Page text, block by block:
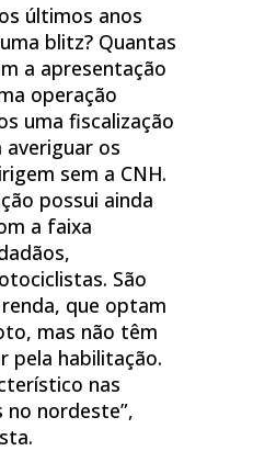
últimos anos
blitz? Quantas
a apresentação
operação
uma fiscalização
os
sem a CNH.
possui ainda
a faixa
São
que optam
mas não têm
pela habilitação.
nas
no nordeste”,